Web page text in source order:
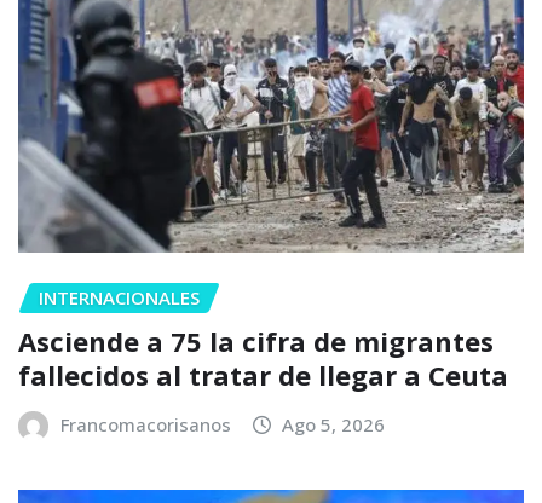
INTERNACIONALES
Asciende a 75 la cifra de migrantes
fallecidos al tratar de llegar a Ceuta
Francomacorisanos Ago 5, 2026